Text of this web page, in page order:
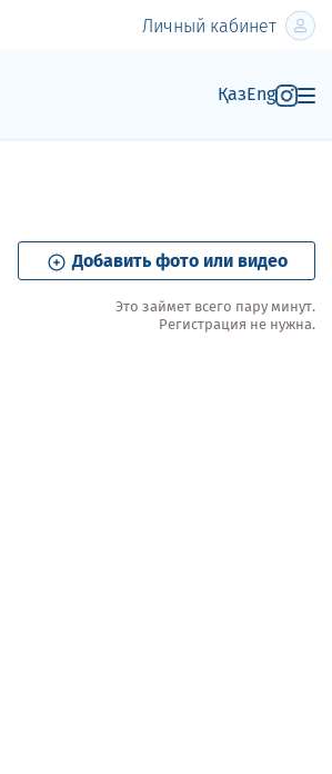
Личный кабинет
ҚазEng
Добавить фото или видео
Это займет всего пару минут.
Регистрация не нужна.